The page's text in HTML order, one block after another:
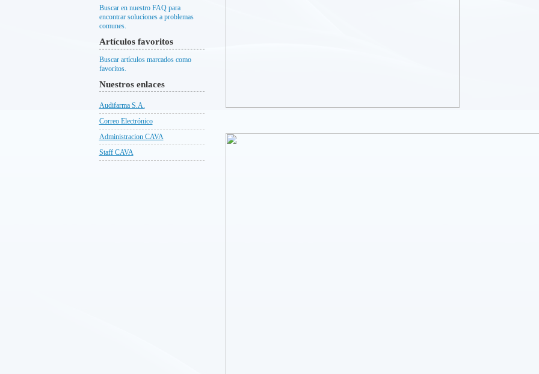
Buscar en nuestro FAQ para
encontrar soluciones a problemas
comunes.
Artículos favoritos
Buscar artículos marcados como
favoritos.
Nuestros enlaces
Audifarma S.A.
Correo Electrónico
Administracion CAVA
Staff CAVA